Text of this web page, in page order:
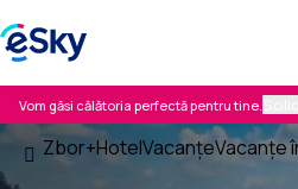
Vom găsi călătoria perfectă pentru tine.
Zbor+HotelVacanţeVacanţe